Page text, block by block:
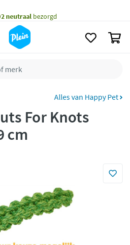
besteld,
Gratisretourneren
Alles van Happy Pet
For Knots
cm